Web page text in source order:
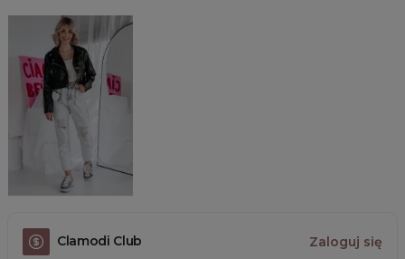
Clamodi Club Zaloguj się